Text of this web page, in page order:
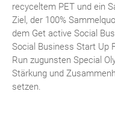
recyceltem PET und ein
Ziel, der 100%
dem Get active Social
Social Business Start Up
Run zugunsten Special
Stärkung und
setzen.